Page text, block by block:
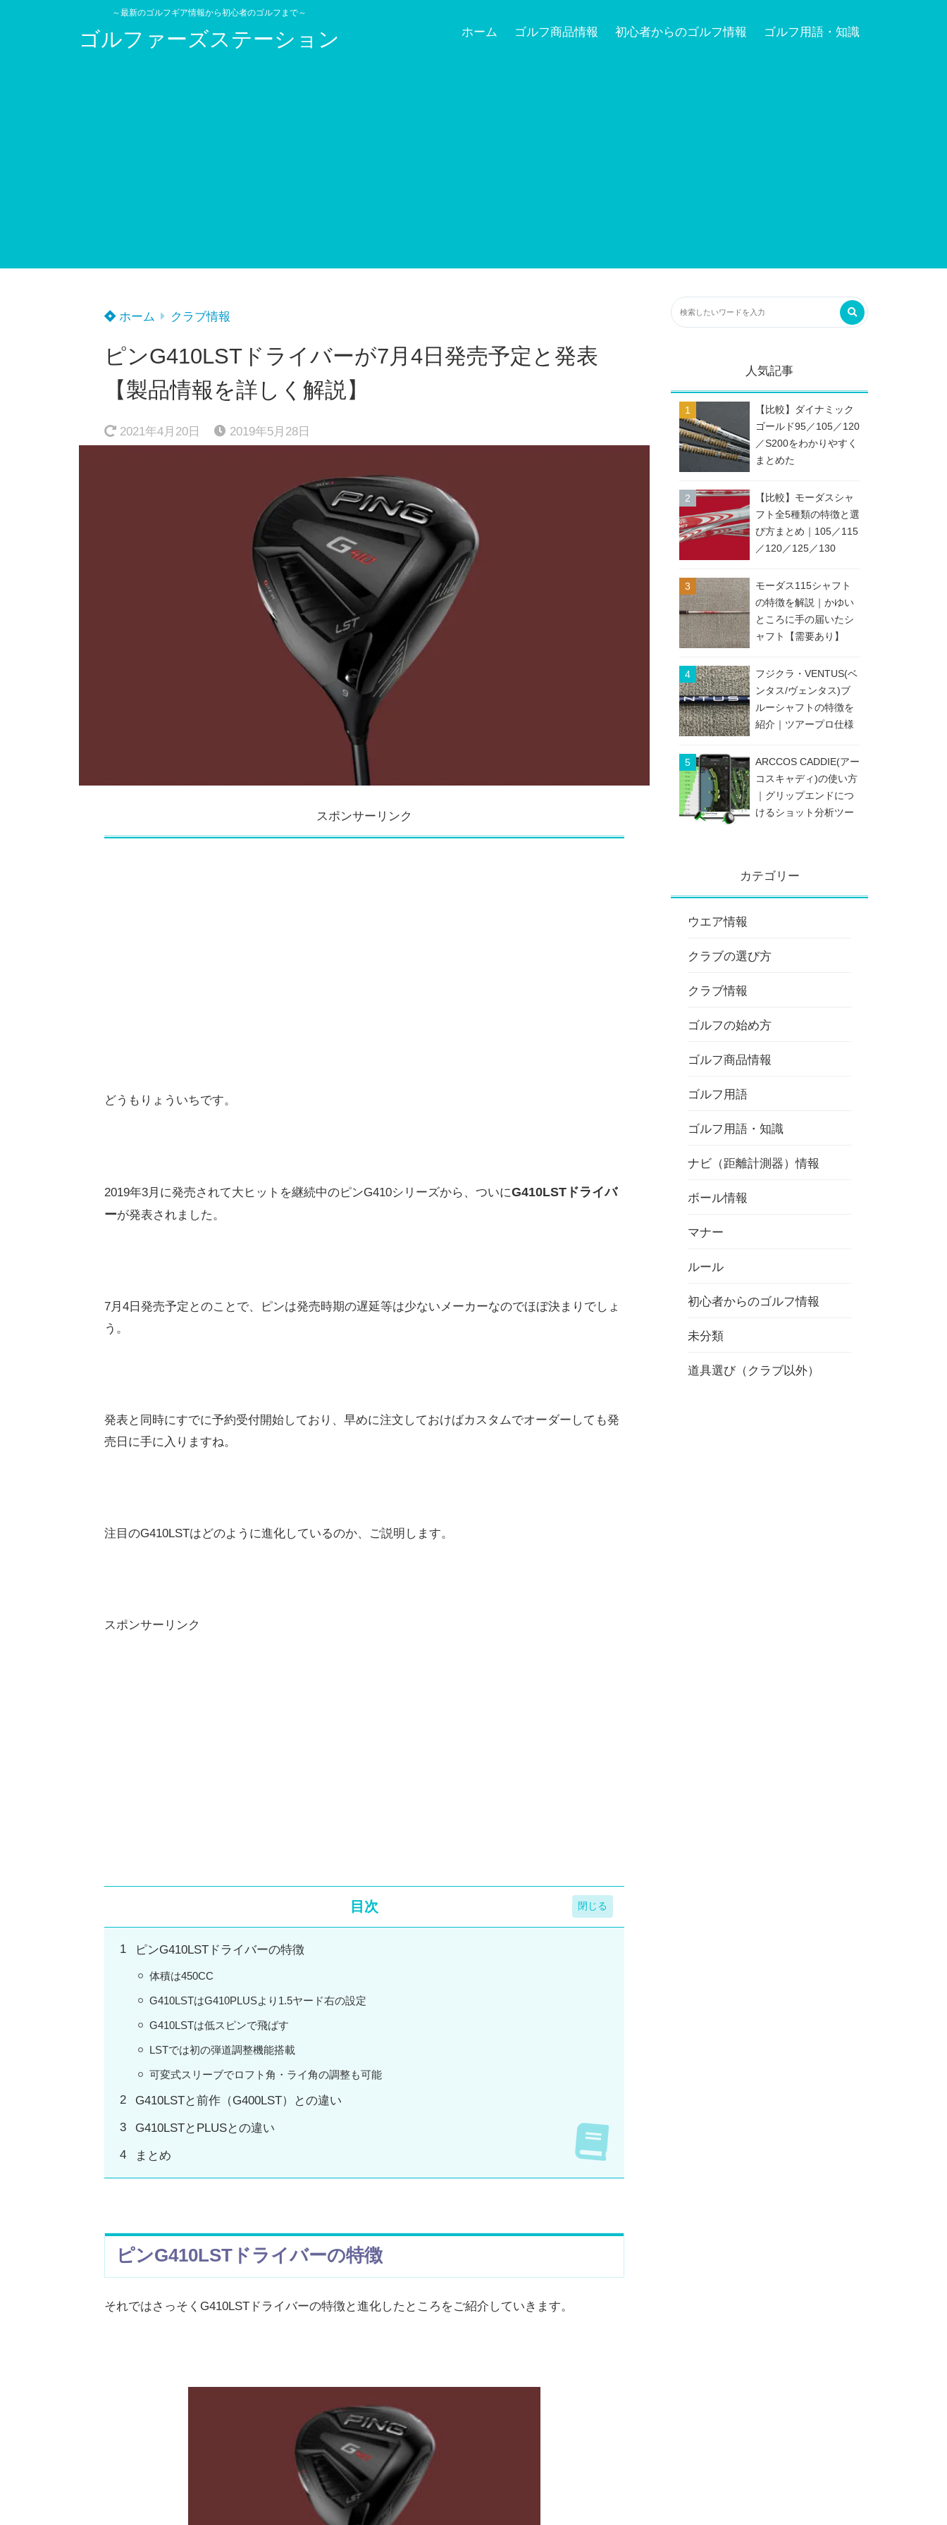
～最新のゴルフギア情報から初心者のゴルフまで～
ゴルファーズステーション ホーム ゴルフ商品情報 初心者からのゴルフ情報 ゴルフ用語・知識
ホーム クラブ情報
ピンG410LSTドライバーが7月4日発売予定と発表
【製品情報を詳しく解説】
2021年4月20日 2019年5月28日
スポンサーリンク
どうもりょういちです。
2019年3月に発売されて大ヒットを継続中のピンG410シリーズから、ついにG410LSTドライバ
ーが発表されました。
7月4日発売予定とのことで、ピンは発売時期の遅延等は少ないメーカーなのでほぼ決まりでしょ
う。
発表と同時にすでに予約受付開始しており、早めに注文しておけばカスタムでオーダーしても発
売日に手に入りますね。
注目のG410LSTはどのように進化しているのか、ご説明します。
スポンサーリンク
目次
ピンG410LSTドライバーの特徴
体積は450CC
G410LSTはG410PLUSより1.5ヤード右の設定
G410LSTは低スピンで飛ばす
LSTでは初の弾道調整機能搭載
可変式スリーブでロフト角・ライ角の調整も可能
G410LSTと前作（G400LST）との違い
G410LSTとPLUSとの違い
まとめ
ピンG410LSTドライバーの特徴
それではさっそくG410LSTドライバーの特徴と進化したところをご紹介していきます。
人気記事
【比較】ダイナミック
ゴールド95／105／120
／S200をわかりやすく
まとめた
【比較】モーダスシャ
フト全5種類の特徴と選
び方まとめ｜105／115
／120／125／130
モーダス115シャフト
の特徴を解説｜かゆい
ところに手の届いたシ
ャフト【需要あり】
フジクラ・VENTUS(ベ
ンタス/ヴェンタス)ブ
ルーシャフトの特徴を
紹介｜ツアープロ仕様
ARCCOS CADDIE(アー
コスキャディ)の使い方
｜グリップエンドにつ
けるショット分析ツー
カテゴリー
ウエア情報
クラブの選び方
クラブ情報
ゴルフの始め方
ゴルフ商品情報
ゴルフ用語
ゴルフ用語・知識
ナビ（距離計測器）情報
ボール情報
マナー
ルール
初心者からのゴルフ情報
未分類
道具選び（クラブ以外）